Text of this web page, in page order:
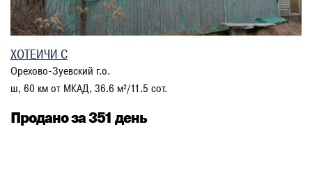
ХОТЕИЧИ С
Орехово-Зуевский г.о.
ш, 60 км от МКАД, 36.6 м²/11.5 сот.
Продано за 351 день